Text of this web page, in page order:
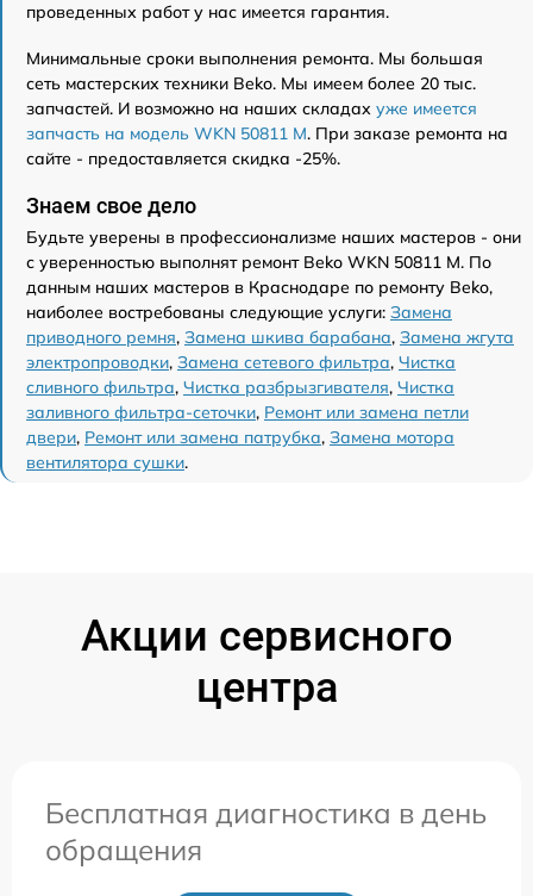
проведенных работ у нас имеется гарантия.
Минимальные сроки выполнения ремонта. Мы большая
сеть мастерских техники Beko. Мы имеем более 20 тыс.
запчастей. И возможно на наших складах уже имеется
запчасть на модель WKN 50811 M. При заказе ремонта на
сайте - предоставляется скидка -25%.
Знаем свое дело
Будьте уверены в профессионализме наших мастеров - они
с уверенностью выполнят ремонт Beko WKN 50811 M. По
данным наших мастеров в Краснодаре по ремонту Beko,
наиболее востребованы следующие услуги: Замена
приводного ремня, Замена шкива барабана, Замена жгута
электропроводки, Замена сетевого фильтра, Чистка
сливного фильтра, Чистка разбрызгивателя, Чистка
заливного фильтра-сеточки, Ремонт или замена петли
двери, Ремонт или замена патрубка, Замена мотора
вентилятора сушки.
Акции сервисного
центра
Бесплатная диагностика в день
обращения